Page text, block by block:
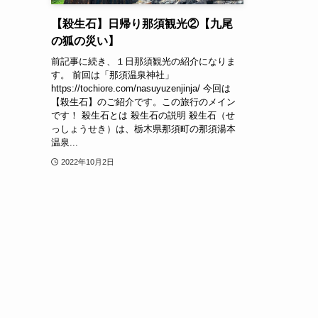
【殺生石】日帰り那須観光②【九尾
の狐の災い】
前記事に続き、１日那須観光の紹介になりま
す。 前回は「那須温泉神社」
https://tochiore.com/nasuyuzenjinja/ 今回は
【殺生石】のご紹介です。この旅行のメイン
です！ 殺生石とは 殺生石の説明 殺生石（せ
っしょうせき）は、栃木県那須町の那須湯本
温泉...
2022年10月2日